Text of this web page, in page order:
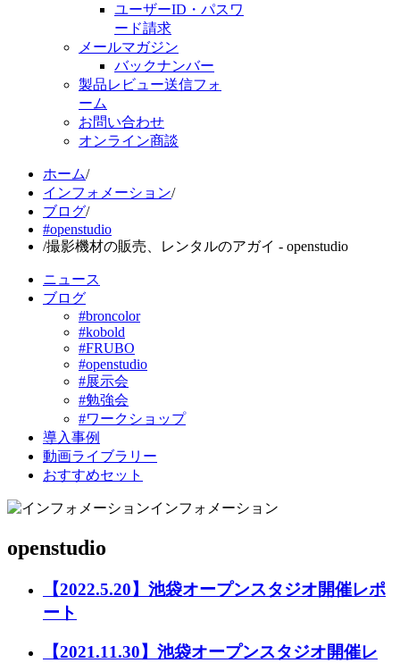
ユーザーID・パスワ
ード請求
メールマガジン
バックナンバー
製品レビュー送信フォ
ーム
お問い合わせ
オンライン商談
ホーム/
インフォメーション/
ブログ/
#openstudio
/撮影機材の販売、レンタルのアガイ - openstudio
ニュース
ブログ
#broncolor
#kobold
#FRUBO
#openstudio
#展示会
#勉強会
#ワークショップ
導入事例
動画ライブラリー
おすすめセット
インフォメーション
openstudio
【2022.5.20】池袋オープンスタジオ開催レポ
ート
【2021.11.30】池袋オープンスタジオ開催レ